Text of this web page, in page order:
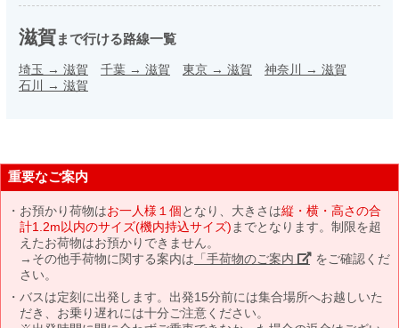
滋賀まで行ける路線一覧
埼玉 → 滋賀 千葉 → 滋賀 東京 → 滋賀 神奈川 → 滋賀
石川 → 滋賀
重要なご案内
お預かり荷物はお一人様１個となり、大きさは縦・横・高さの合
計1.2m以内のサイズ(機内持込サイズ) までとなります。制限を超
えたお荷物はお預かりできません。
→その他手荷物に関する案内は 「手荷物のご案内」 をご確認くだ
さい。
バスは定刻に出発します。出発15分前には集合場所へお越しいた
だき、お乗り遅れには十分ご注意ください。